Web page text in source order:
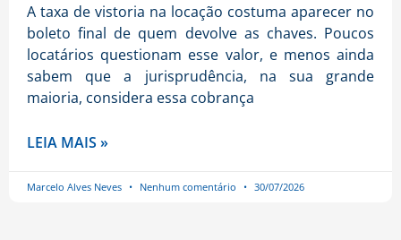
A taxa de vistoria na locação costuma aparecer no
boleto final de quem devolve as chaves. Poucos
locatários questionam esse valor, e menos ainda
sabem que a jurisprudência, na sua grande
maioria, considera essa cobrança
LEIA MAIS »
Marcelo Alves Neves Nenhum comentário 30/07/2026